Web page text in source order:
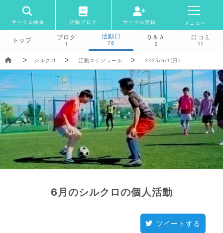
サークル検索 活動ブログ サークル登録 メニュー
トップ ブログ
1
活動日
76
Ｑ＆Ａ
5
口コミ
11
シルクロ 活動スケジュール 2025/6/1(日)
6月のシルクロの個人活動
ツイートする